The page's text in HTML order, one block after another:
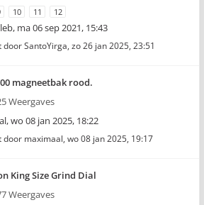
10 11 12
, ma 06 sep 2021, 15:43
doorSantoYirga, zo 26 jan 2025, 23:51
magneetbak rood.
Weergaves
,wo 08 jan 2025, 18:22
door maximaal, wo 08 jan 2025, 19:17
King Size Grind Dial
Weergaves